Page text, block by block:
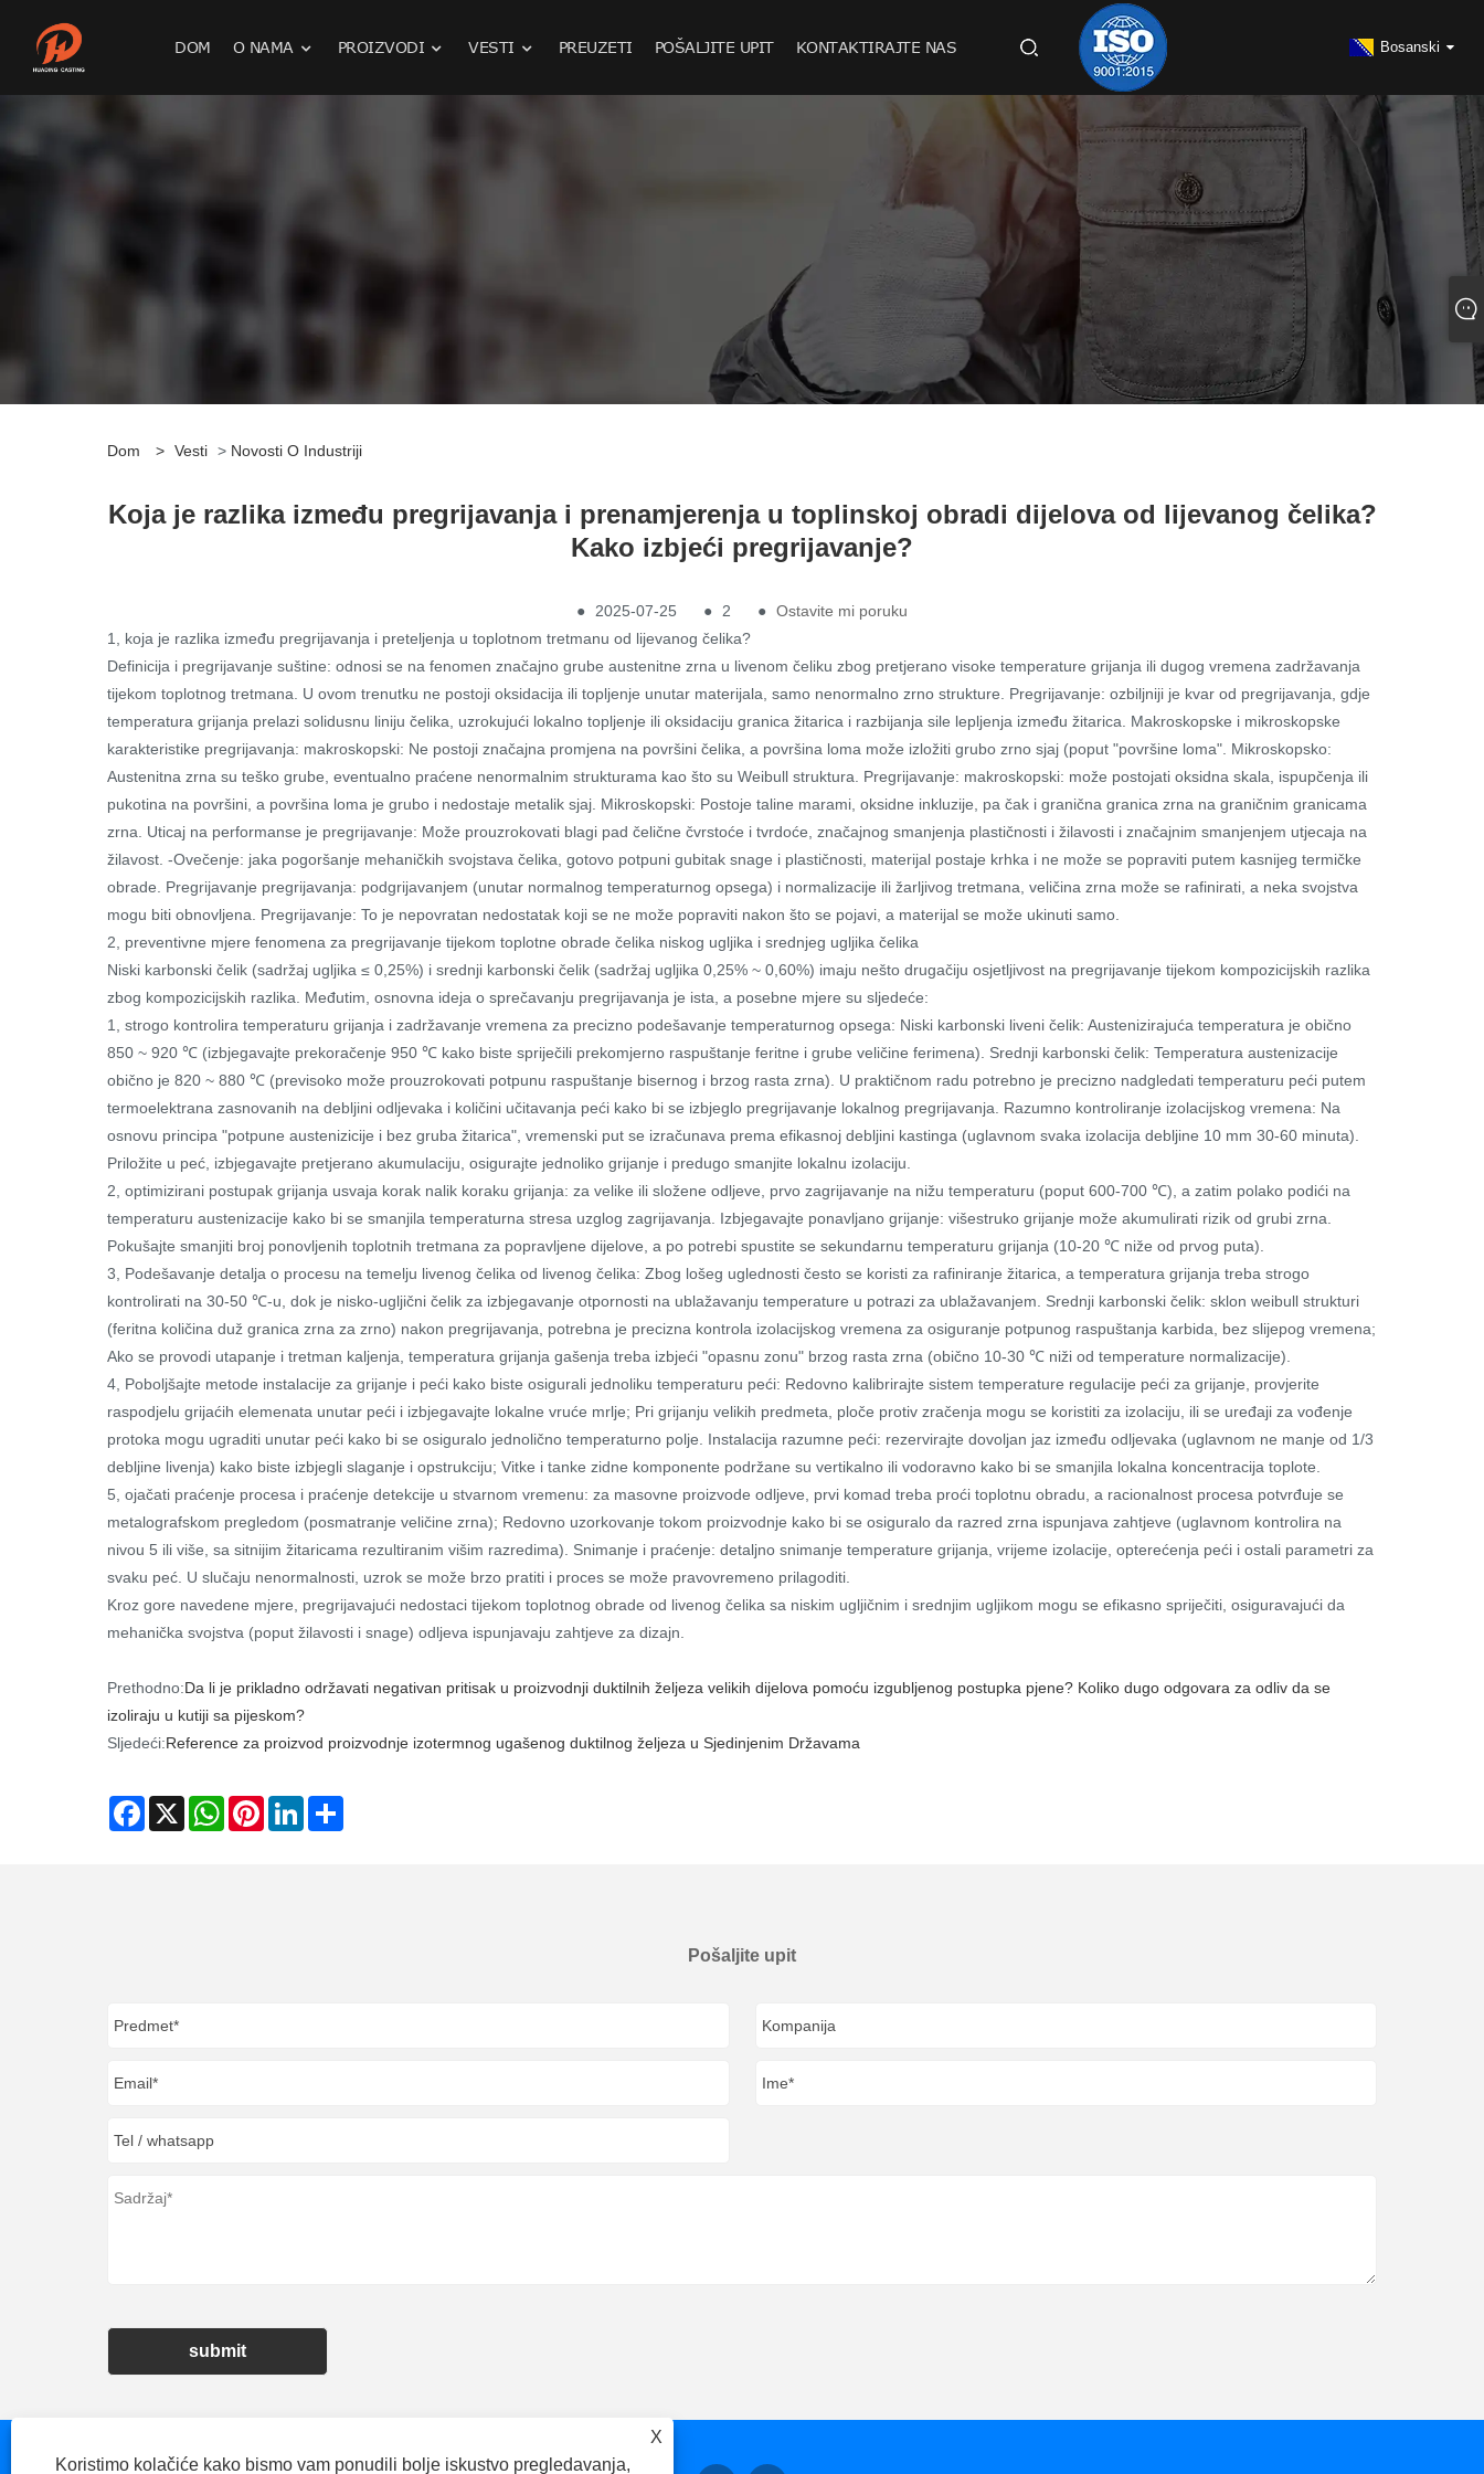
DOM O NAMA PROIZVODI VESTI PREUZETI POŠALJITE UPIT KONTAKTIRAJTE NAS Bosanski
Dom > Vesti > Novosti O Industriji
Koja je razlika između pregrijavanja i prenamjerenja u toplinskoj obradi dijelova od lijevanog čelika?
Kako izbjeći pregrijavanje?
● 2025-07-25 ● 2 ● Ostavite mi poruku
1, koja je razlika između pregrijavanja i preteljenja u toplotnom tretmanu od lijevanog čelika?
Definicija i pregrijavanje suštine: odnosi se na fenomen značajno grube austenitne zrna u livenom čeliku zbog pretjerano visoke temperature grijanja ili dugog vremena zadržavanja
tijekom toplotnog tretmana. U ovom trenutku ne postoji oksidacija ili topljenje unutar materijala, samo nenormalno zrno strukture. Pregrijavanje: ozbiljniji je kvar od pregrijavanja, gdje
temperatura grijanja prelazi solidusnu liniju čelika, uzrokujući lokalno topljenje ili oksidaciju granica žitarica i razbijanja sile lepljenja između žitarica. Makroskopske i mikroskopske
karakteristike pregrijavanja: makroskopski: Ne postoji značajna promjena na površini čelika, a površina loma može izložiti grubo zrno sjaj (poput "površine loma". Mikroskopsko:
Austenitna zrna su teško grube, eventualno praćene nenormalnim strukturama kao što su Weibull struktura. Pregrijavanje: makroskopski: može postojati oksidna skala, ispupčenja ili
pukotina na površini, a površina loma je grubo i nedostaje metalik sjaj. Mikroskopski: Postoje taline marami, oksidne inkluzije, pa čak i granična granica zrna na graničnim granicama
zrna. Uticaj na performanse je pregrijavanje: Može prouzrokovati blagi pad čelične čvrstoće i tvrdoće, značajnog smanjenja plastičnosti i žilavosti i značajnim smanjenjem utjecaja na
žilavost. -Ovečenje: jaka pogoršanje mehaničkih svojstava čelika, gotovo potpuni gubitak snage i plastičnosti, materijal postaje krhka i ne može se popraviti putem kasnijeg termičke
obrade. Pregrijavanje pregrijavanja: podgrijavanjem (unutar normalnog temperaturnog opsega) i normalizacije ili žarljivog tretmana, veličina zrna može se rafinirati, a neka svojstva
mogu biti obnovljena. Pregrijavanje: To je nepovratan nedostatak koji se ne može popraviti nakon što se pojavi, a materijal se može ukinuti samo.
2, preventivne mjere fenomena za pregrijavanje tijekom toplotne obrade čelika niskog ugljika i srednjeg ugljika čelika
Niski karbonski čelik (sadržaj ugljika ≤ 0,25%) i srednji karbonski čelik (sadržaj ugljika 0,25% ~ 0,60%) imaju nešto drugačiju osjetljivost na pregrijavanje tijekom kompozicijskih razlika
zbog kompozicijskih razlika. Međutim, osnovna ideja o sprečavanju pregrijavanja je ista, a posebne mjere su sljedeće:
1, strogo kontrolira temperaturu grijanja i zadržavanje vremena za precizno podešavanje temperaturnog opsega: Niski karbonski liveni čelik: Austenizirajuća temperatura je obično
850 ~ 920 ℃ (izbjegavajte prekoračenje 950 ℃ kako biste spriječili prekomjerno raspuštanje feritne i grube veličine ferimena). Srednji karbonski čelik: Temperatura austenizacije
obično je 820 ~ 880 ℃ (previsoko može prouzrokovati potpunu raspuštanje bisernog i brzog rasta zrna). U praktičnom radu potrebno je precizno nadgledati temperaturu peći putem
termoelektrana zasnovanih na debljini odljevaka i količini učitavanja peći kako bi se izbjeglo pregrijavanje lokalnog pregrijavanja. Razumno kontroliranje izolacijskog vremena: Na
osnovu principa "potpune austenizicije i bez gruba žitarica", vremenski put se izračunava prema efikasnoj debljini kastinga (uglavnom svaka izolacija debljine 10 mm 30-60 minuta).
Priložite u peć, izbjegavajte pretjerano akumulaciju, osigurajte jednoliko grijanje i predugo smanjite lokalnu izolaciju.
2, optimizirani postupak grijanja usvaja korak nalik koraku grijanja: za velike ili složene odljeve, prvo zagrijavanje na nižu temperaturu (poput 600-700 ℃), a zatim polako podići na
temperaturu austenizacije kako bi se smanjila temperaturna stresa uzglog zagrijavanja. Izbjegavajte ponavljano grijanje: višestruko grijanje može akumulirati rizik od grubi zrna.
Pokušajte smanjiti broj ponovljenih toplotnih tretmana za popravljene dijelove, a po potrebi spustite se sekundarnu temperaturu grijanja (10-20 ℃ niže od prvog puta).
3, Podešavanje detalja o procesu na temelju livenog čelika od livenog čelika: Zbog lošeg uglednosti često se koristi za rafiniranje žitarica, a temperatura grijanja treba strogo
kontrolirati na 30-50 ℃-u, dok je nisko-ugljični čelik za izbjegavanje otpornosti na ublažavanju temperature u potrazi za ublažavanjem. Srednji karbonski čelik: sklon weibull strukturi
(feritna količina duž granica zrna za zrno) nakon pregrijavanja, potrebna je precizna kontrola izolacijskog vremena za osiguranje potpunog raspuštanja karbida, bez slijepog vremena;
Ako se provodi utapanje i tretman kaljenja, temperatura grijanja gašenja treba izbjeći "opasnu zonu" brzog rasta zrna (obično 10-30 ℃ niži od temperature normalizacije).
4, Poboljšajte metode instalacije za grijanje i peći kako biste osigurali jednoliku temperaturu peći: Redovno kalibrirajte sistem temperature regulacije peći za grijanje, provjerite
raspodjelu grijaćih elemenata unutar peći i izbjegavajte lokalne vruće mrlje; Pri grijanju velikih predmeta, ploče protiv zračenja mogu se koristiti za izolaciju, ili se uređaji za vođenje
protoka mogu ugraditi unutar peći kako bi se osiguralo jednolično temperaturno polje. Instalacija razumne peći: rezervirajte dovoljan jaz između odljevaka (uglavnom ne manje od 1/3
debljine livenja) kako biste izbjegli slaganje i opstrukciju; Vitke i tanke zidne komponente podržane su vertikalno ili vodoravno kako bi se smanjila lokalna koncentracija toplote.
5, ojačati praćenje procesa i praćenje detekcije u stvarnom vremenu: za masovne proizvode odljeve, prvi komad treba proći toplotnu obradu, a racionalnost procesa potvrđuje se
metalografskom pregledom (posmatranje veličine zrna); Redovno uzorkovanje tokom proizvodnje kako bi se osiguralo da razred zrna ispunjava zahtjeve (uglavnom kontrolira na
nivou 5 ili više, sa sitnijim žitaricama rezultiranim višim razredima). Snimanje i praćenje: detaljno snimanje temperature grijanja, vrijeme izolacije, opterećenja peći i ostali parametri za
svaku peć. U slučaju nenormalnosti, uzrok se može brzo pratiti i proces se može pravovremeno prilagoditi.
Kroz gore navedene mjere, pregrijavajući nedostaci tijekom toplotnog obrade od livenog čelika sa niskim ugljičnim i srednjim ugljikom mogu se efikasno spriječiti, osiguravajući da
mehanička svojstva (poput žilavosti i snage) odljeva ispunjavaju zahtjeve za dizajn.
Prethodno:Da li je prikladno održavati negativan pritisak u proizvodnji duktilnih željeza velikih dijelova pomoću izgubljenog postupka pjene? Koliko dugo odgovara za odliv da se
izoliraju u kutiji sa pijeskom?
Sljedeći:Reference za proizvod proizvodnje izotermnog ugašenog duktilnog željeza u Sjedinjenim Državama
Facebook
X WhatsAppPinterestLinkedIn
Pošaljite upit
submit
X
Koristimo kolačiće kako bismo vam ponudili bolje iskustvo pregledavanja,